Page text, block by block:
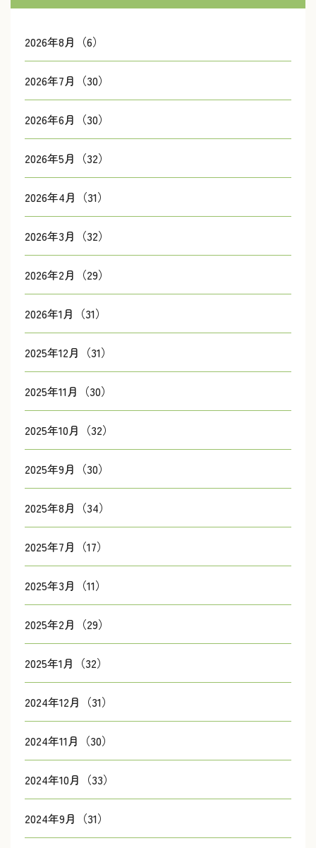
2026年8月（6）
2026年7月（30）
2026年6月（30）
2026年5月（32）
2026年4月（31）
2026年3月（32）
2026年2月（29）
2026年1月（31）
2025年12月（31）
2025年11月（30）
2025年10月（32）
2025年9月（30）
2025年8月（34）
2025年7月（17）
2025年3月（11）
2025年2月（29）
2025年1月（32）
2024年12月（31）
2024年11月（30）
2024年10月（33）
2024年9月（31）